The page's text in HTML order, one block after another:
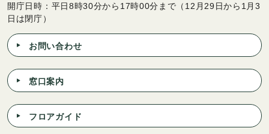
開庁日時：平日8時30分から17時00分まで（12月29日から1月3
日は閉庁）
お問い合わせ
窓口案内
フロアガイド